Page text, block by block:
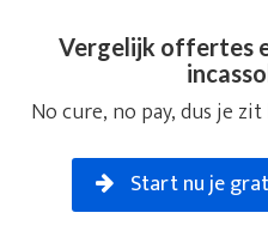
Vergelijk offertes
No cure, no pay, dus je
Start nu je